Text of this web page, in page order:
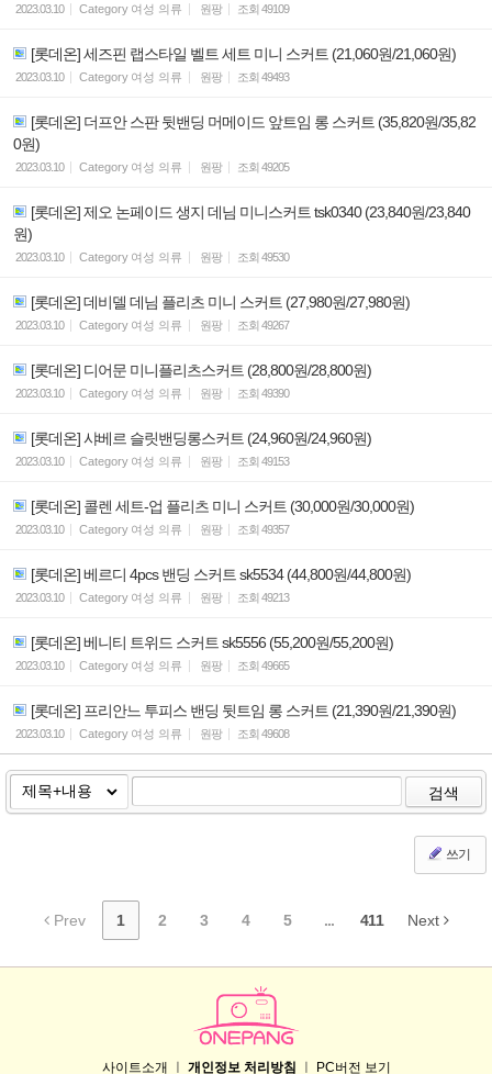
2023.03.10 Category 여성 의류 원팡 조회 49109
[롯데온] 세즈핀 랩스타일 벨트 세트 미니 스커트 (21,060원/21,060원)
2023.03.10 Category 여성 의류 원팡 조회 49493
[롯데온] 더프안 스판 뒷밴딩 머메이드 앞트임 롱 스커트 (35,820원/35,82
0원)
2023.03.10 Category 여성 의류 원팡 조회 49205
[롯데온] 제오 논페이드 생지 데님 미니스커트 tsk0340 (23,840원/23,840
원)
2023.03.10 Category 여성 의류 원팡 조회 49530
[롯데온] 데비델 데님 플리츠 미니 스커트 (27,980원/27,980원)
2023.03.10 Category 여성 의류 원팡 조회 49267
[롯데온] 디어문 미니플리츠스커트 (28,800원/28,800원)
2023.03.10 Category 여성 의류 원팡 조회 49390
[롯데온] 샤베르 슬릿밴딩롱스커트 (24,960원/24,960원)
2023.03.10 Category 여성 의류 원팡 조회 49153
[롯데온] 콜렌 세트-업 플리츠 미니 스커트 (30,000원/30,000원)
2023.03.10 Category 여성 의류 원팡 조회 49357
[롯데온] 베르디 4pcs 밴딩 스커트 sk5534 (44,800원/44,800원)
2023.03.10 Category 여성 의류 원팡 조회 49213
[롯데온] 베니티 트위드 스커트 sk5556 (55,200원/55,200원)
2023.03.10 Category 여성 의류 원팡 조회 49665
[롯데온] 프리안느 투피스 밴딩 뒷트임 롱 스커트 (21,390원/21,390원)
2023.03.10 Category 여성 의류 원팡 조회 49608
검색
쓰기
Prev 1 2 3 4 5 ... 411 Next
사이트소개 ㅣ 개인정보 처리방침 ㅣ PC버전 보기